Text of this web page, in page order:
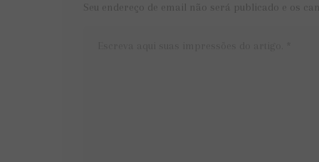
Seu endereço de email não será publicado e os